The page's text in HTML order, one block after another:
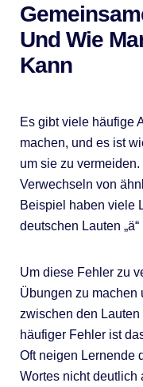
Und Wie
Kann
Es gibt viele häufige
machen, und es ist
um sie zu
Verwechseln von
Beispiel haben viele
deutschen Lauten „ä“
Um diese Fehler zu
Übungen zu machen
zwischen den
häufiger Fehler ist
Oft neigen Lernende
Wortes nicht deutlich